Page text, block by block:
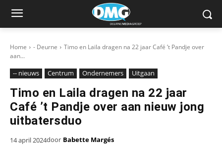
Home - Deurne
Timo en Laila dragen na 22 jaar Café ’t Pandje over
aan...
-- nieuws Centrum Ondernemers Uitgaan
Timo en Laila dragen na 22 jaar
Café ’t Pandje over aan nieuw jong
uitbatersduo
14 april 2024door Babette Margés